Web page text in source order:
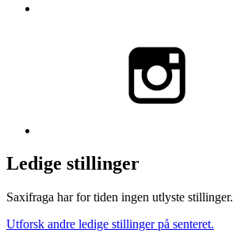
Ledige stillinger
Saxifraga har for tiden ingen utlyste stillinger.
Utforsk andre ledige stillinger på senteret.